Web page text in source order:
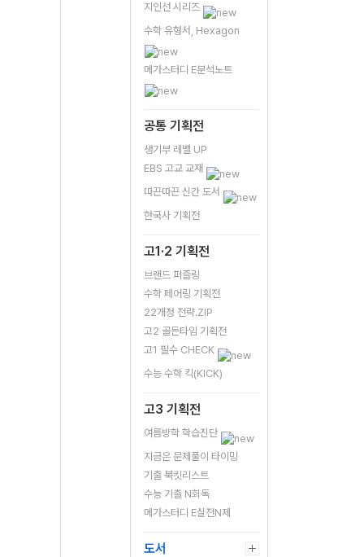
지인선 시리즈
수학 유형서, Hexagon
메가스터디 E분석노트
공통 기획전
생기부 레벨 UP
EBS 고교 교재
따끈따끈 신간 도서
한국사 기획전
고1·2 기획전
브랜드 퍼즐링
수학 페어링 기획전
22개정 전략.ZIP
고2 골든타임 기획전
고1 필수 CHECK
수능 수학 킥(KICK)
고3 기획전
여름방학 학습진단
지금은 문제풀이 타이밍
기출 북킷리스트
수능 기출 N회독
메가스터디 E실전N제
도서